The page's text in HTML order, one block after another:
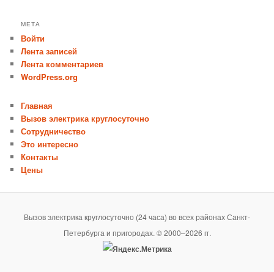
МЕТА
Войти
Лента записей
Лента комментариев
WordPress.org
Главная
Вызов электрика круглосуточно
Сотрудничество
Это интересно
Контакты
Цены
Вызов электрика круглосуточно (24 часа) во всех районах Санкт-
Петербурга и пригородах. © 2000–2026 гг.